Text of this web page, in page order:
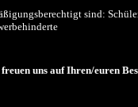
sind:
uns auf Ihren/euren